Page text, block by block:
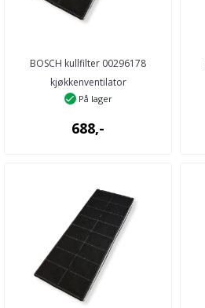
BOSCH kullfilter 00296178
kjøkkenventilator
På lager
688,-